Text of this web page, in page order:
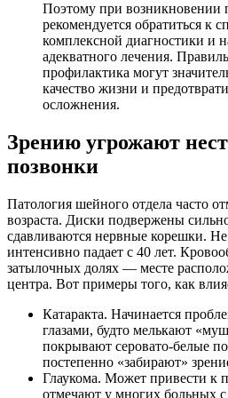
Поэтому при возникновении
рекомендуется обратиться к
комплексной диагностики и
адекватного лечения.
профилактика могут
качество жизни и
осложнения.
Зрению угрожают
позвонки
Патология шейного отдела часто
возраста. Диски подвержены
сдавливаются нервные корешки.
интенсивно падает с 40 лет.
затылочных долях — месте
центра. Вот примеры того, как
Катаракта. Начинается
глазами, будто мелькают
покрывают серовато-белые
постепенно «забирают»
Глаукома. Может привести к
отмечают у многих больных